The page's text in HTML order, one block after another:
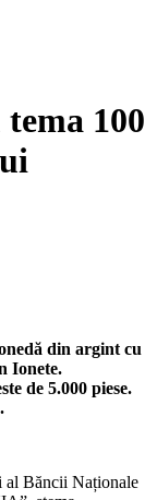
100
din argint cu
Ionete.
de 5.000 piese.
al Băncii Naționale